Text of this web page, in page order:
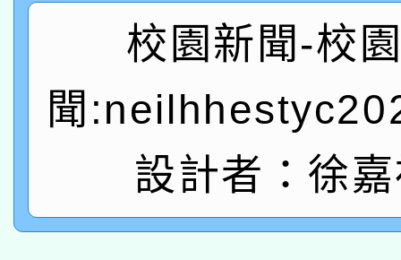
「數位內容與教學軟
pilot」
有關大陸委員會函釋公
薪期間赴陸應申請許可
轉知經濟部水利署委託
業技術研究院辦理「
用水績優單位及節水達
115年8月22日(星期六
桃園市孔廟祈福系列
2026年桃園地景藝術
本校115學年度第2次
校園新聞-校
聞
設計者：徐